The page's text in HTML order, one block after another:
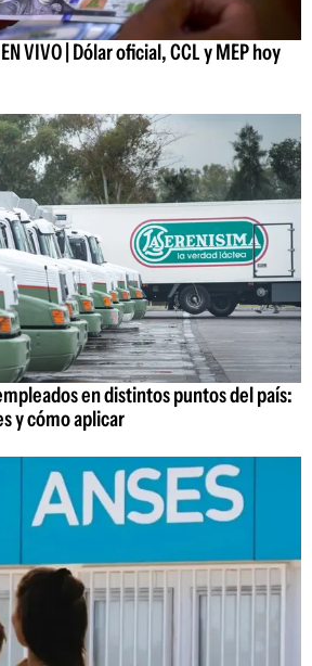
VIVO | Dólar oficial, CCL y MEP hoy
en distintos puntos del país:
y cómo aplicar